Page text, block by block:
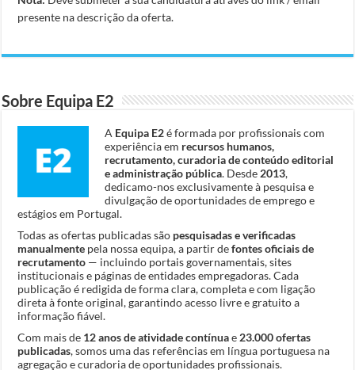
presente na descrição da oferta.
Sobre Equipa E2
A Equipa E2é formada por profissionais com
experiência em recursos humanos,
recrutamento, curadoria de conteúdo editorial
e administração pública. Desde 2013,
dedicamo-nos exclusivamente à pesquisa e
divulgação de oportunidades de emprego e
estágios em Portugal.
Todas as ofertas publicadas são pesquisadas e verificadas
manualmente pela nossa equipa, a partir defontes oficiais de
recrutamento — incluindo portais governamentais, sites
institucionais e páginas de entidades empregadoras. Cada
publicação é redigida de forma clara, completa e com ligação
direta à fonte original, garantindo acesso livre e gratuito a
informação fiável.
Com mais de 12 anos de atividade contínuae 23.000 ofertas
publicadas, somos uma das referências em língua portuguesa na
agregação e curadoria de oportunidades profissionais.